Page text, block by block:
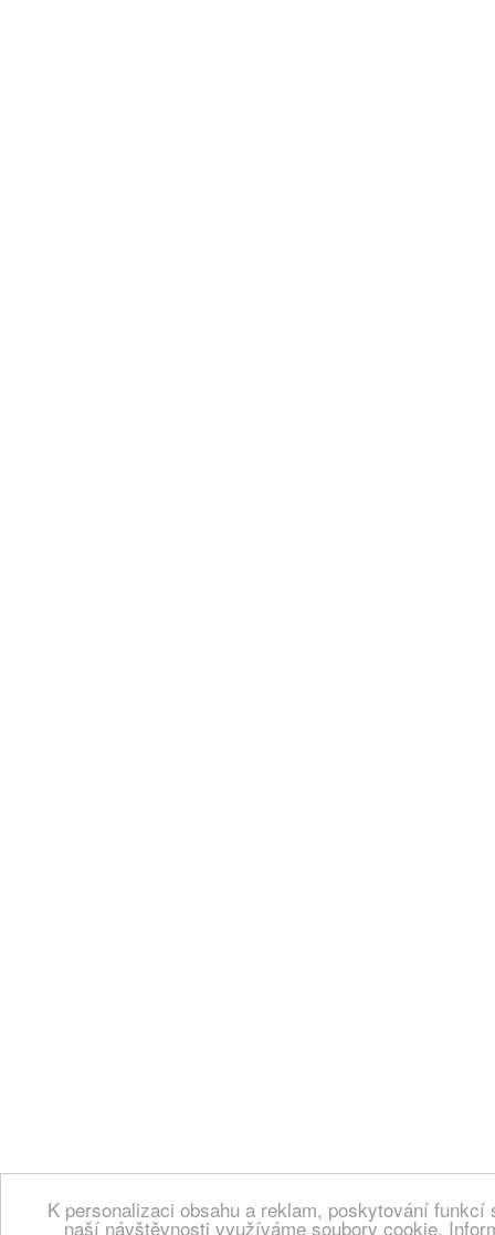
K personalizaci obsahu a reklam, poskytování
naší návštěvnosti využíváme soubory cookie.